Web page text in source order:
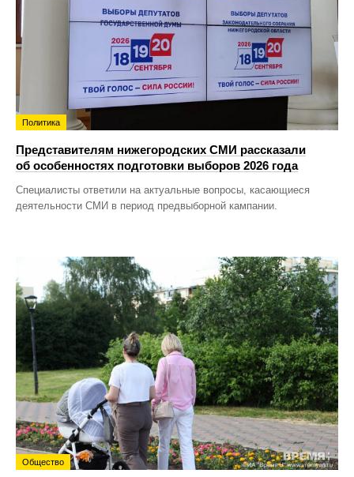
Политика
Представителям нижегородских СМИ рассказали
об особенностях подготовки выборов 2026 года
Специалисты ответили на актуальные вопросы, касающиеся
деятельности СМИ в период предвыборной кампании.
Общество